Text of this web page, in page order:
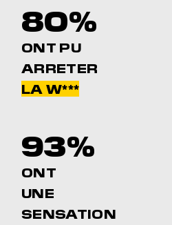
80%
ONT PU
ARRETER
LA W***
93%
ONT
UNE
SENSATION